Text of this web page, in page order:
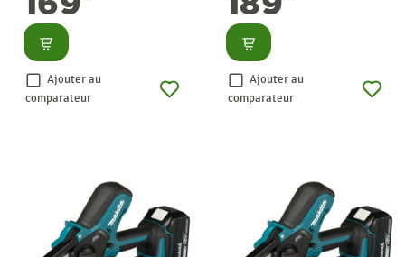
Consulter
Ajouter au
comparateur
Consulter
Ajouter au
comparateur